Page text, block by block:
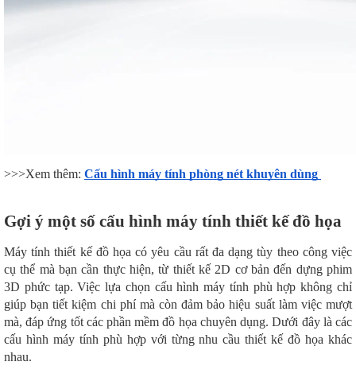
>>>Xem thêm: Cấu hình máy tính phòng nét khuyên dùng
Gợi ý một số cấu hình máy tính thiết kế đồ họa
Máy tính thiết kế đồ họa có yêu cầu rất đa dạng tùy theo công việc
cụ thể mà bạn cần thực hiện, từ thiết kế 2D cơ bản đến dựng phim
3D phức tạp. Việc lựa chọn cấu hình máy tính phù hợp không chỉ
giúp bạn tiết kiệm chi phí mà còn đảm bảo hiệu suất làm việc mượt
mà, đáp ứng tốt các phần mềm đồ họa chuyên dụng. Dưới đây là các
cấu hình máy tính phù hợp với từng nhu cầu thiết kế đồ họa khác
nhau.